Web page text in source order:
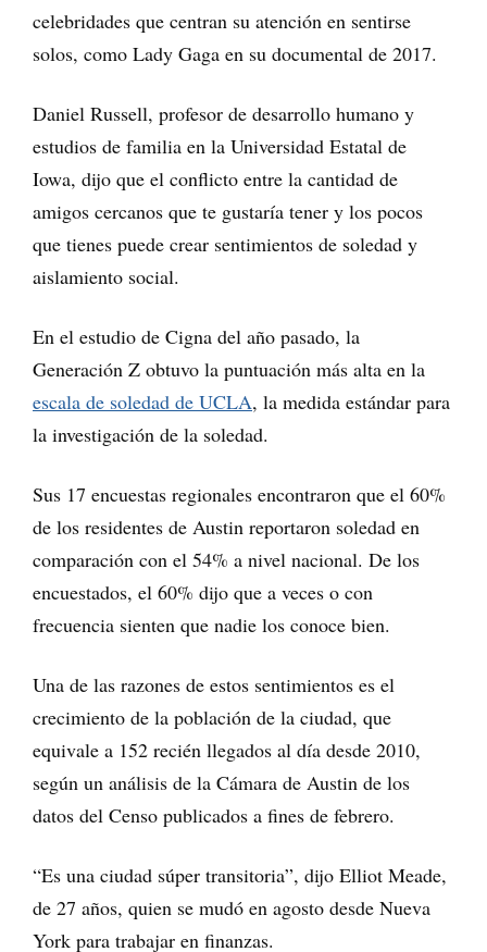
celebridades que centran su atención en sentirse
solos, como Lady Gaga en su documental de 2017.
Daniel Russell, profesor de desarrollo humano y
estudios de familia en la Universidad Estatal de
Iowa, dijo que el conflicto entre la cantidad de
amigos cercanos que te gustaría tener y los pocos
que tienes puede crear sentimientos de soledad y
aislamiento social.
En el estudio de Cigna del año pasado, la
Generación Z obtuvo la puntuación más alta en la
escala de soledad de UCLA, la medida estándar para
la investigación de la soledad.
Sus 17 encuestas regionales encontraron que el 60%
de los residentes de Austin reportaron soledad en
comparación con el 54% a nivel nacional. De los
encuestados, el 60% dijo que a veces o con
frecuencia sienten que nadie los conoce bien.
Una de las razones de estos sentimientos es el
crecimiento de la población de la ciudad, que
equivale a 152 recién llegados al día desde 2010,
según un análisis de la Cámara de Austin de los
datos del Censo publicados a fines de febrero.
“Es una ciudad súper transitoria”, dijo Elliot Meade,
de 27 años, quien se mudó en agosto desde Nueva
York para trabajar en finanzas.